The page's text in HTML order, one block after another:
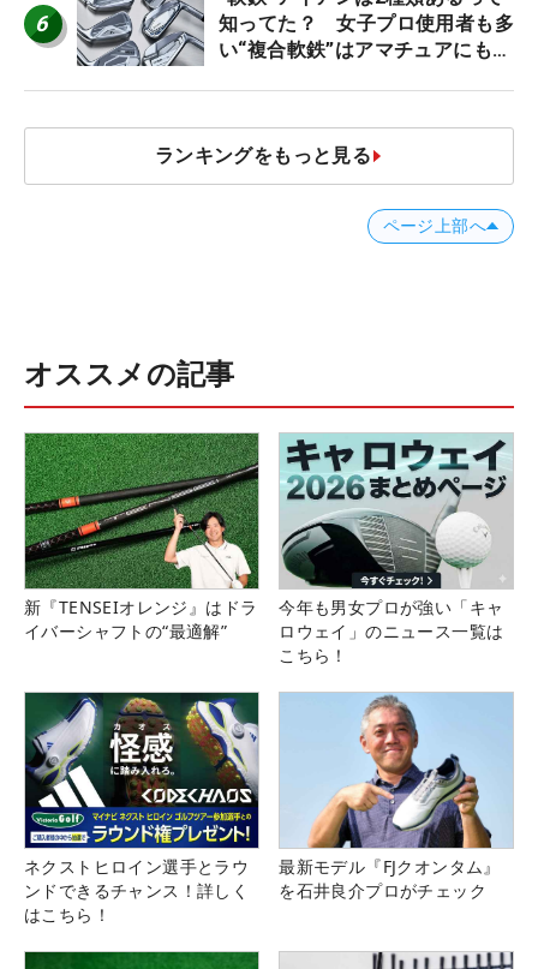
6
知ってた？ 女子プロ使用者も多
い“複合軟鉄”はアマチュアにもオ
ランキングをもっと見る
ページ上部へ
オススメの記事
新『TENSEIオレンジ』はドラ
イバーシャフトの“最適解”
今年も男女プロが強い「キャ
ロウェイ」のニュース一覧は
こちら！
ネクストヒロイン選手とラウ
ンドできるチャンス！詳しく
はこちら！
最新モデル『FJクオンタム』
を石井良介プロがチェック